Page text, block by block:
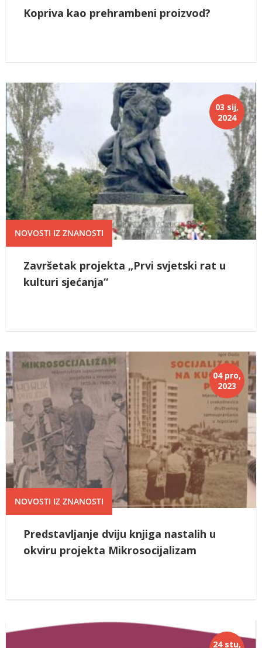
Kopriva kao prehrambeni proizvod?
03 sij,
2024
NOVOSTI IZ ZNANOSTI
Završetak projekta „Prvi svjetski rat u
kulturi sjećanja“
04 pro,
2023
NOVOSTI IZ ZNANOSTI
Predstavljanje dviju knjiga nastalih u
okviru projekta Mikrosocijalizam
24 stu,